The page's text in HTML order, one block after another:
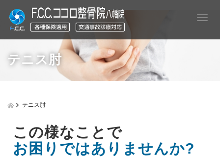
T
g
テニス肘
テニス肘
この様なことで
お困りではありませんか?